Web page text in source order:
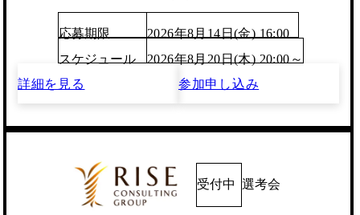
応募期限
2026年8月14日(金) 16:00
スケジュール
2026年8月20日(木) 20:00～
詳細を見る
参加申し込み
受付中 選考会